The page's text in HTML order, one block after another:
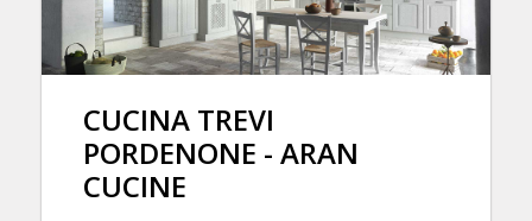
CUCINA TREVI
PORDENONE - ARAN
CUCINE